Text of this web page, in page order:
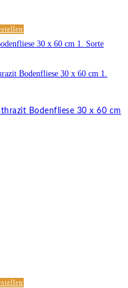
Bodenfliese 30 x 60 cm